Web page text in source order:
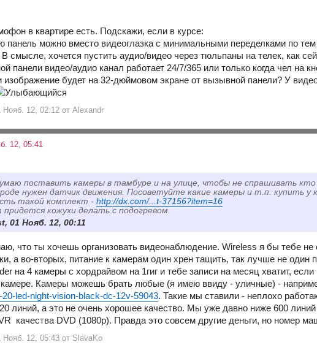
в квартире есть. Подскажи, если в курсе:
панель можно вместо видеоглазка с минимальными переделками по
смысле, хочется пустить аудио/видео через тюльпаны на телек, как
панели видео/аудио канал работает 24/7/365 или только когда чел на
изображение будет на 32-дюймовом экране от вызывной панели? У
12, 02:12 от Alexandr
12, 05:41
поставить камеры в тамбуре и на улице, чтобы не спрашивать
нужен датчик движения. Посоветуйте какие камеры и т.п. купить у
такой комплект -http://dx.com/...t-37156?item=16
кожухи делать с подогревом.
01 Нояб. 12, 00:11
что ты хочешь организовать видеонаблюдение. Wireless я бы тебе не
а во-вторых, питание к камерам один хрен тащить, так лучше не один
на 4 камеры с хордрайвом на 1гиг и тебе записи на месяц хватит, если
Камеры можешь брать любые (я имею ввиду - уличные) -
led-night-vision-black-dc-12v-59043. Такие мы ставили - неплохо
линий, а это не очень хорошее качество. Мы уже давно ниже 600
качества DVD (1080p). Правда это совсем другие деньги, но номер
Нояб. 12, 05:43 от SlavaKo